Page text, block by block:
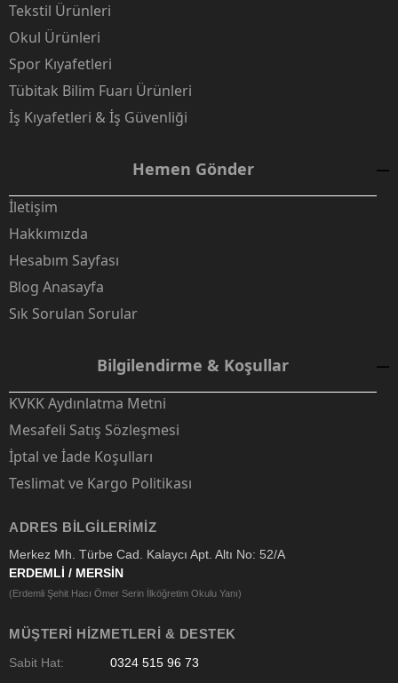
Tekstil Ürünleri
Okul Ürünleri
Spor Kıyafetleri
Tübitak Bilim Fuarı Ürünleri
İş Kıyafetleri & İş Güvenliği
Hemen Gönder
İletişim
Hakkımızda
Hesabım Sayfası
Blog Anasayfa
Sık Sorulan Sorular
Bilgilendirme & Koşullar
KVKK Aydınlatma Metni
Mesafeli Satış Sözleşmesi
İptal ve İade Koşulları
Teslimat ve Kargo Politikası
ADRES BILGILERIMIZ
Merkez Mh. Türbe Cad. Kalaycı Apt. Altı No: 52/A
ERDEMLİ / MERSİN
(Erdemli Şehit Hacı Ömer Serin İlköğretim Okulu Yanı)
MÜŞTERI HIZMETLERI & DESTEK
Sabit Hat:
0324 515 96 73